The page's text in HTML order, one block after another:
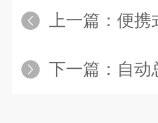
上一篇： 便携
下一篇： 自动